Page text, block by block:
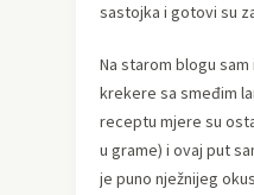
sastojka i gotovi su
Na starom blogu
krekere sa smeđim
receptu mjere su
u grame) i ovaj put
je puno nježnijeg